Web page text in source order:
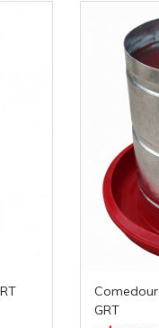
Comedouro Tubular Infantil 5Kgs.
GRT